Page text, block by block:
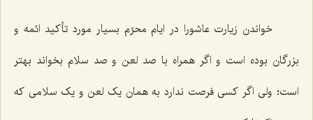
خواندن زیارت عاشورا در ایام محرّم بسیار مورد تأکید ائمه و
بزرگان بوده است و اگر همراه با صد لعن و صد سلام بخواند بهتر
است؛ ولی اگر کسی فرصت ندارد به همان یک لعن و یک سلامی که